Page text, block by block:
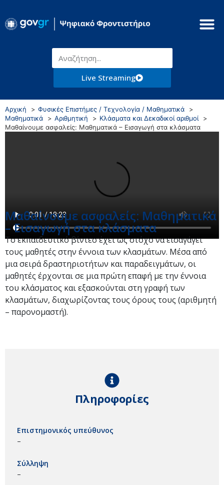
Live Streaming
Αρχική
Φυσικές Επιστήμες / Τεχνολογία / Μαθηματικά
Μαθηματικά
Αριθμητική
Κλάσματα και Δεκαδικοί αριθμοί
Μαθαίνουμε ασφαλείς: Μαθηματικά – Εισαγωγή στα κλάσματα
Μαθαίνουμε ασφαλείς: Μαθηματικά
– Εισαγωγή στα κλάσματα
Το εκπαιδευτικό βίντεο έχει ως στόχο να εισαγάγει
τους μαθητές στην έννοια των κλασμάτων. Μέσα από
μια σειρά δραστηριοτήτων και παραδειγμάτων, οι
μαθητές έρχονται σε μια πρώτη επαφή με την έννοια
του κλάσματος και εξασκούνται στη γραφή των
κλασμάτων, διαχωρίζοντας τους όρους τους (αριθμητή
– παρονομαστή).
Πληροφορίες
Επιστημονικός υπεύθυνος
–
Σύλληψη
–